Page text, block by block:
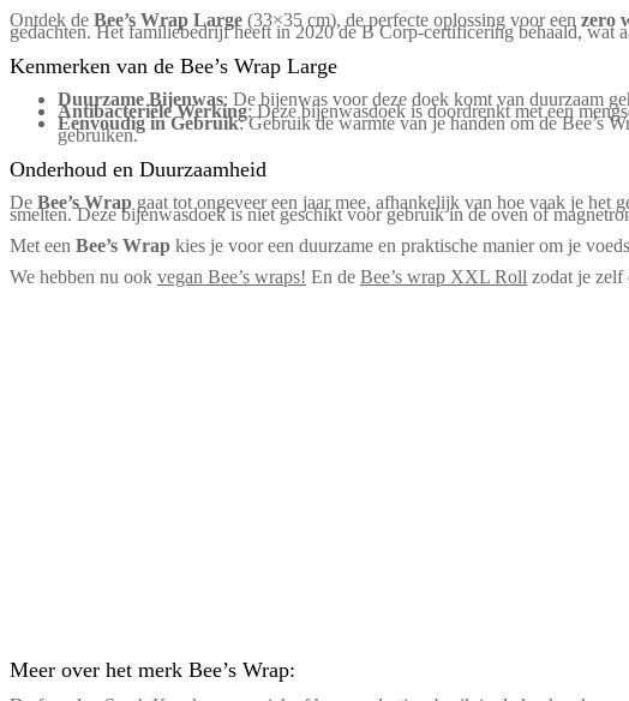
Ontdek de Bee’s Wrap Large (33×35 cm), de perfecte oplossing voor een zero
gedachten. Het familiebedrijf heeft in 2020 de B Corp-certificering behaald,
Kenmerken van de Bee’s Wrap Large
Duurzame Bijenwas: De bijenwas voor deze doek komt van duurzaam
Antibacteriële Werking: Deze bijenwasdoek is doordrenkt met een
Eenvoudig in Gebruik: Gebruik de warmte van je handen om de Bee’s
gebruiken.
Onderhoud en Duurzaamheid
De Bee’s Wrap gaat tot ongeveer een jaar mee, afhankelijk van hoe vaak je
smelten. Deze bijenwasdoek is niet geschikt voor gebruik in de oven of
Met een Bee’s Wrap kies je voor een duurzame en praktische manier om je
We hebben nu ook vegan Bee’s wraps! En de Bee’s wrap XXL Roll zodat je zelf
Meer over het merk Bee’s Wrap: